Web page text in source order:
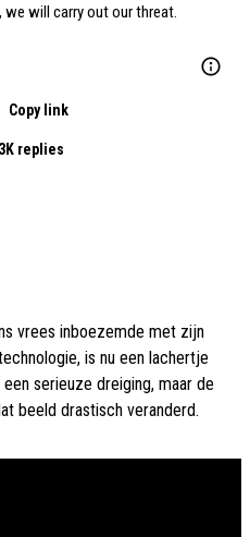
will carry out our threat.
Copy link
replies
vrees inboezemde met zijn
is nu een lachertje
serieuze dreiging, maar de
beeld drastisch veranderd.